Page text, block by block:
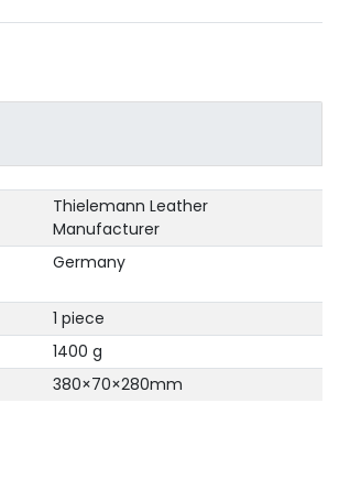
Thielemann Leather
Manufacturer
Germany
1 piece
1400 g
380×70×280mm